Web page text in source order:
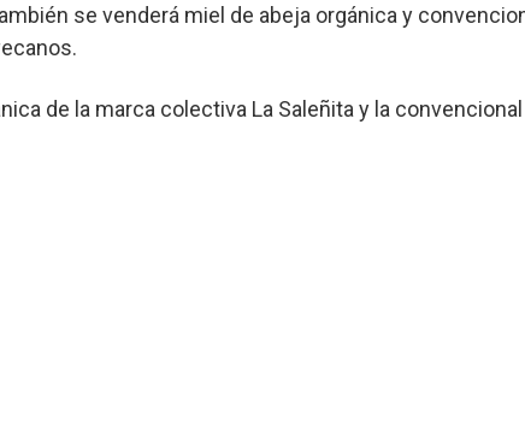
se venderá miel de abeja orgánica y
de la marca colectiva La Saleñita y la